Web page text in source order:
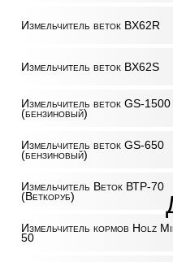
Измельчитель веток BX62R
Измельчитель веток BX62S
Измельчитель веток GS-1500
(бензиновый)
Измельчитель веток GS-650
(бензиновый)
Измельчитель Веток ВТР-70
(Веткоруб)
Измельчитель кормов Holz
50